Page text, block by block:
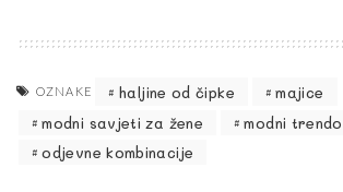
OZNAKE haljine od čipke
majice
modni savjeti za žene
modni
odjevne kombinacije